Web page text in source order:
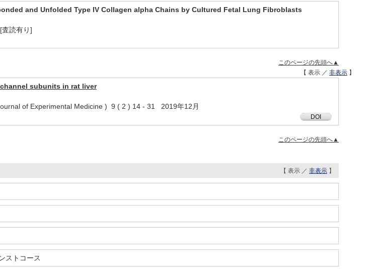
and Unfolded Type IV Collagen alpha Chains by Cultured Fetal Lung Fibroblasts
読有り]
このページの先頭へ▲
【 表示 ／ 非表示 】
subunits in rat liver
of Experimental Medicine ) 9 ( 2 ) 14 - 31 2019年12月
DOI
このページの先頭へ▲
【 表示 ／ 非表示 】
ストコース